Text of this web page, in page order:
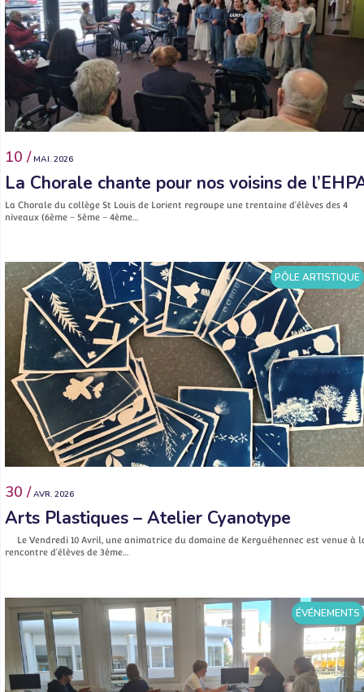
10 / MAI. 2026
La Chorale chante pour nos voisins de
La Chorale du collège St Louis de Lorient regroupe une trentaine d’élèves des 4
niveaux (6ème – 5ème – 4ème…
PÔLE ARTISTIQUE
30 / AVR. 2026
Arts Plastiques – Atelier Cyanotype
Le Vendredi 10 Avril, une animatrice du domaine de Kerguéhennec est venue à
rencontre d’élèves de 3ème…
ÉVÉNEMENTS